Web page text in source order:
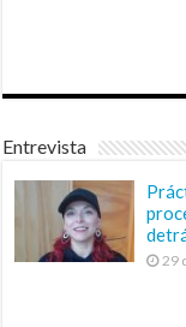
Entrevista
29